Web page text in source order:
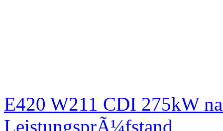
E420 W211 CDI 275kW
LeistungsprÃ¼fstand